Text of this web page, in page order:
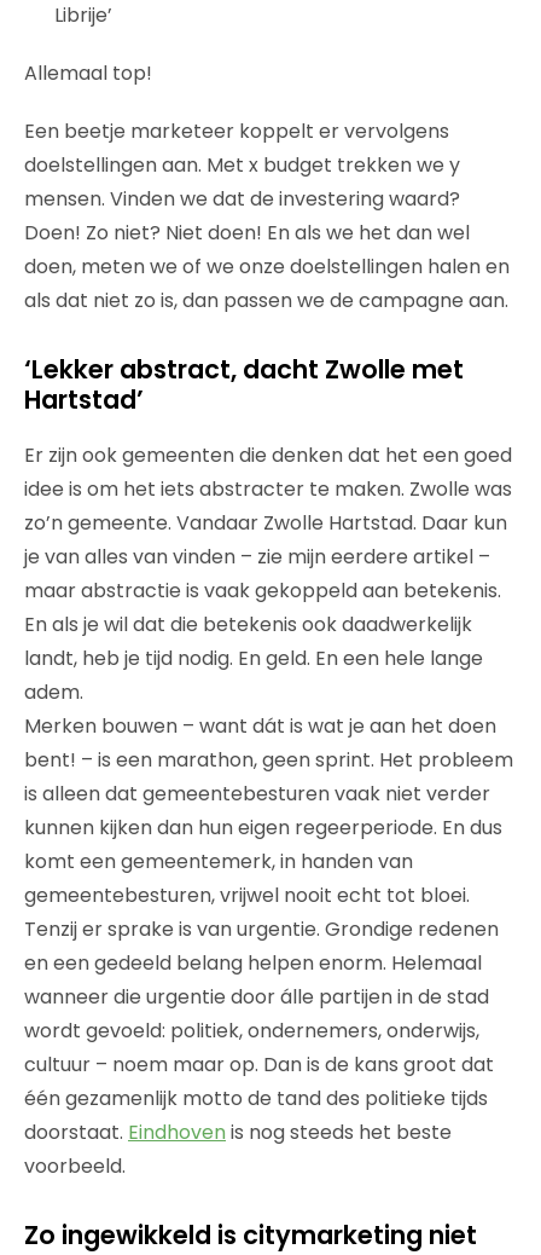
Librije’
Allemaal top!
Een beetje marketeer koppelt er vervolgens
doelstellingen aan. Met x budget trekken we y
mensen. Vinden we dat de investering waard?
Doen! Zo niet? Niet doen! En als we het dan wel
doen, meten we of we onze doelstellingen halen en
als dat niet zo is, dan passen we de campagne aan.
‘Lekker abstract, dacht Zwolle met
Hartstad’
Er zijn ook gemeenten die denken dat het een goed
idee is om het iets abstracter te maken. Zwolle was
zo’n gemeente. Vandaar Zwolle Hartstad. Daar kun
je van alles van vinden – zie mijn eerdere artikel –
maar abstractie is vaak gekoppeld aan betekenis.
En als je wil dat die betekenis ook daadwerkelijk
landt, heb je tijd nodig. En geld. En een hele lange
adem.
Merken bouwen – want dát is wat je aan het doen
bent! – is een marathon, geen sprint. Het probleem
is alleen dat gemeentebesturen vaak niet verder
kunnen kijken dan hun eigen regeerperiode. En dus
komt een gemeentemerk, in handen van
gemeentebesturen, vrijwel nooit echt tot bloei.
Tenzij er sprake is van urgentie. Grondige redenen
en een gedeeld belang helpen enorm. Helemaal
wanneer die urgentie door álle partijen in de stad
wordt gevoeld: politiek, ondernemers, onderwijs,
cultuur – noem maar op. Dan is de kans groot dat
één gezamenlijk motto de tand des politieke tijds
doorstaat. Eindhoven is nog steeds het beste
voorbeeld.
Zo ingewikkeld is citymarketing niet